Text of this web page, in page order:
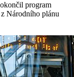
program
Národního plánu